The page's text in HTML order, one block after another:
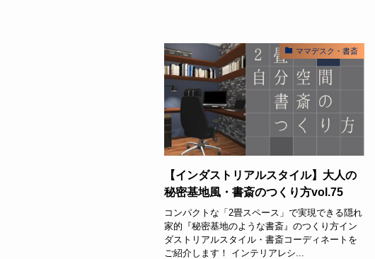
ママデスク・書斎
【インダストリアルスタイル】大人の
秘密基地風・書斎のつくり方vol.75
コンパクトな「2畳スペース」で実現できる隠れ
家的『秘密基地のような書斎』のつくり方イン
ダストリアルスタイル・書斎コーディネートを
ご紹介します！ インテリアレシ...